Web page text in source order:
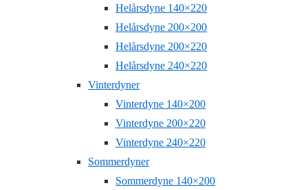
Helårsdyne 140×220
Helårsdyne 200×200
Helårsdyne 200×220
Helårsdyne 240×220
Vinterdyner
Vinterdyne 140×200
Vinterdyne 200×220
Vinterdyne 240×220
Sommerdyner
Sommerdyne 140×200